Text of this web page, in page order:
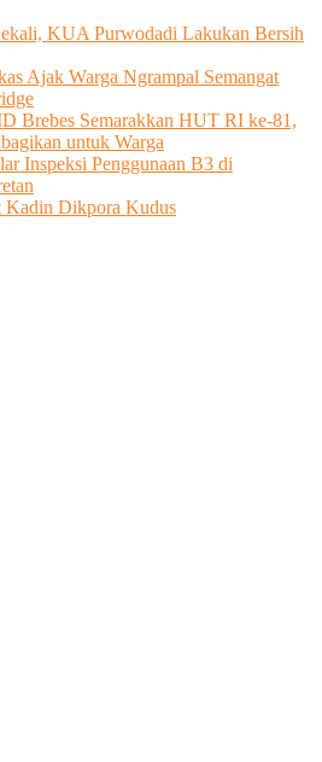
KUA Purwodadi Lakukan Bersih
Ajak Warga Ngrampal Semangat
Brebes Semarakkan HUT RI ke-81,
untuk Warga
Inspeksi Penggunaan B3 di
Kadin Dikpora Kudus